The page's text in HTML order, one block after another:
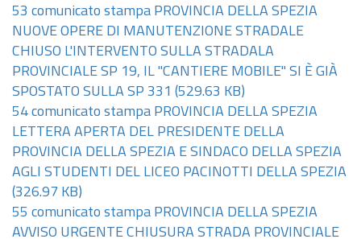
53 comunicato stampa PROVINCIA DELLA SPEZIA
NUOVE OPERE DI MANUTENZIONE STRADALE
CHIUSO L'INTERVENTO SULLA STRADALA
PROVINCIALE SP 19, IL "CANTIERE MOBILE" SI È GIÀ
SPOSTATO SULLA SP 331 (529.63 KB)
54 comunicato stampa PROVINCIA DELLA SPEZIA
LETTERA APERTA DEL PRESIDENTE DELLA
PROVINCIA DELLA SPEZIA E SINDACO DELLA SPEZIA
AGLI STUDENTI DEL LICEO PACINOTTI DELLA SPEZIA
(326.97 KB)
55 comunicato stampa PROVINCIA DELLA SPEZIA
AVVISO URGENTE CHIUSURA STRADA PROVINCIALE